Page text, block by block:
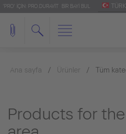
'PRO' IÇIN: PRO.DURAVIT BIR BAYI BUL
Ana sayfa Ürünler Tüm
Products for